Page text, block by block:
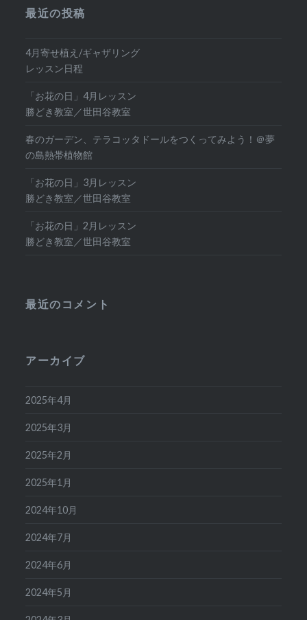
最近の投稿
4月寄せ植え/ギャザリング
レッスン日程
「お花の日」4月レッスン
勝どき教室／世田谷教室
春のガーデン、テラコッタドールをつくってみよう！＠夢
の島熱帯植物館
「お花の日」3月レッスン
勝どき教室／世田谷教室
「お花の日」2月レッスン
勝どき教室／世田谷教室
最近のコメント
アーカイブ
2025年4月
2025年3月
2025年2月
2025年1月
2024年10月
2024年7月
2024年6月
2024年5月